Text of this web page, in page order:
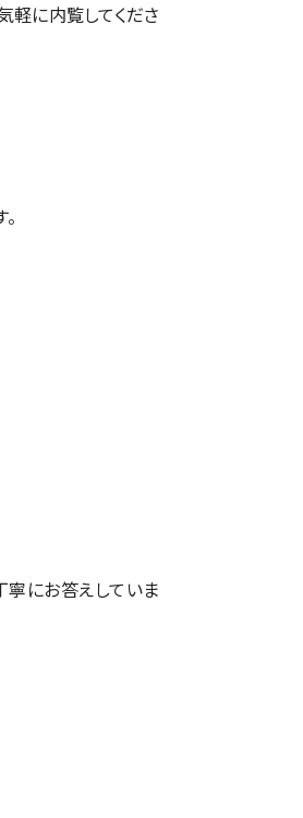
軽に内覧してくださ
寧にお答えしていま